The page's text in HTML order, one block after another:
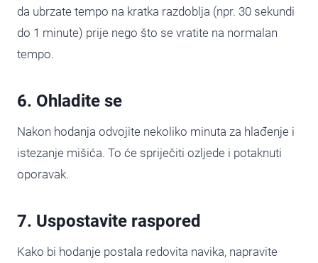
da ubrzate tempo na kratka razdoblja (npr. 30 sekundi
do 1 minute) prije nego što se vratite na normalan
tempo.
6. Ohladite se
Nakon hodanja odvojite nekoliko minuta za hlađenje i
istezanje mišića. To će spriječiti ozljede i potaknuti
oporavak.
7. Uspostavite raspored
Kako bi hodanje postala redovita navika, napravite